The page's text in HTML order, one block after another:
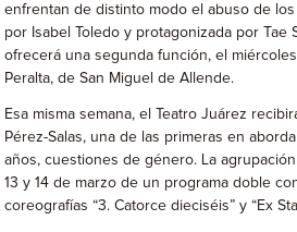
enfrentan de distinto modo el abuso de
por Isabel Toledo y protagonizada por Tae
ofrecerá una segunda función, el miércoles
Peralta, de San Miguel de Allende.
Esa misma semana, el Teatro Juárez
Pérez-Salas, una de las primeras en
años, cuestiones de género. La
13 y 14 de marzo de un programa doble
coreografías “3. Catorce dieciséis” y “Ex